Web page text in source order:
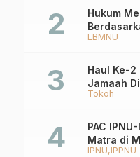
LBMNU
Hukum
Tokoh
Haul Ke-2
Jamaah
IPNU IPPNU
PAC
Matra di